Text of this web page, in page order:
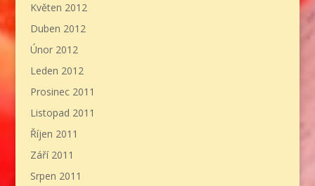
Květen 2012
Duben 2012
Únor 2012
Leden 2012
Prosinec 2011
Listopad 2011
Říjen 2011
Září 2011
Srpen 2011